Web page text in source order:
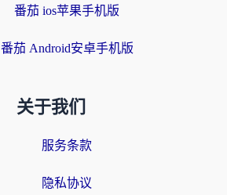
番茄 ios苹果手机版
番茄 Android安卓手机版
关于我们
服务条款
隐私协议